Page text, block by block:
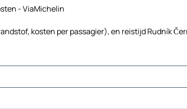
- ViaMichelin
kosten per passagier), en reistijd Rudník